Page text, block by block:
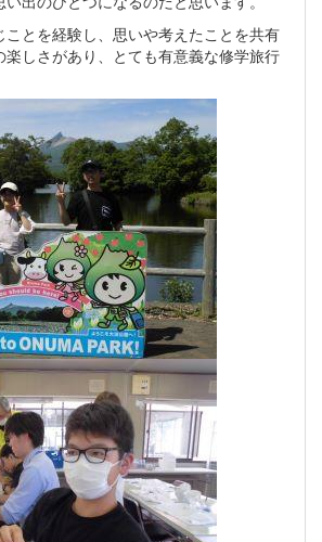
とを経験し、思いや考えたことを共有
楽しさがあり、とても有意義な修学旅行